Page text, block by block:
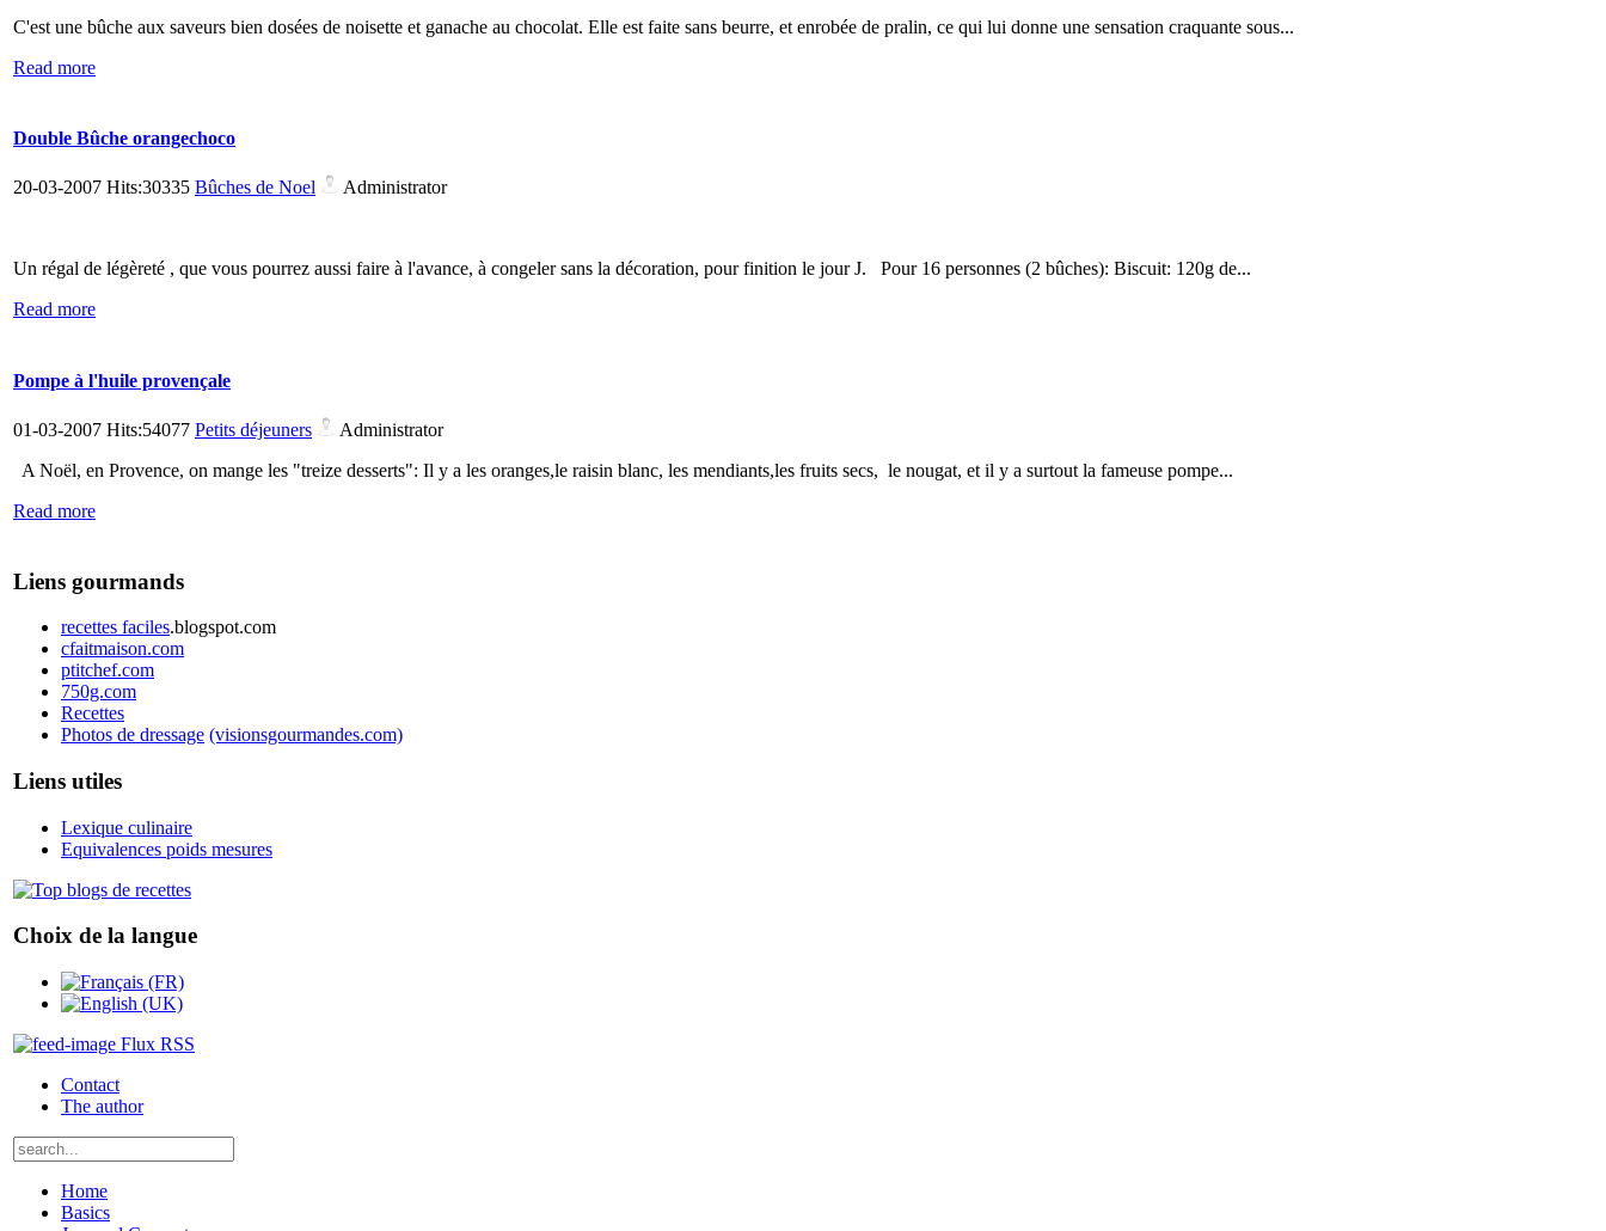
C'est une bûche aux saveurs bien dosées de noisette et ganache au chocolat. Elle est faite sans beurre, et enrobée de pralin, ce qui lui donne une sensation craquante sous...
Read more
Double Bûche orangechoco
20-03-2007 Hits:30335 Bûches de Noel Administrator
Un régal de légèreté , que vous pourrez aussi faire à l'avance, à congeler sans la décoration, pour finition le jour J. Pour 16 personnes (2 bûches): Biscuit: 120g de...
Read more
Pompe à l'huile provençale
01-03-2007 Hits:54077 Petits déjeuners
Administrator
A Noël, en Provence, on mange les "treize desserts": Il y a les oranges,le raisin blanc, les mendiants,les fruits secs, le nougat, et il y a surtout la fameuse pompe...
Read more
Liens gourmands
recettes faciles.blogspot.com
cfaitmaison.com
ptitchef.com
750g.com
Recettes
Photos de dressage (visionsgourmandes.com)
Liens utiles
Lexique culinaire
Equivalences poids mesures
Choix de la langue
Flux RSS
Contact
The author
Home
Basics